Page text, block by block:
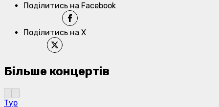
Поділитись на Facebook
Поділитись на X
Більше концертів
Тур